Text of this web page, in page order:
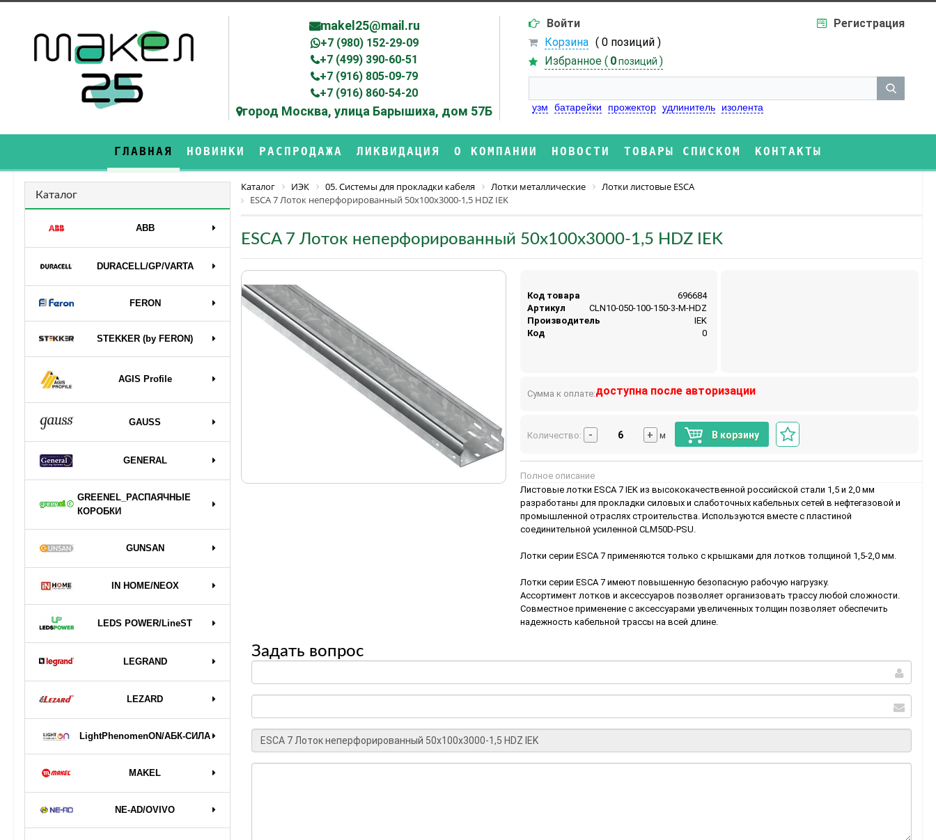
makel25@mail.ru
+7 (980) 152-29-09
+7 (499) 390-60-51
+7 (916) 805-09-79
+7 (916) 860-54-20
город Москва, улица Барышиха, дом 57Б
Войти
Регистрация
Корзина ( 0 позиций )
Избранное ( 0 позиций )
узм батарейки прожектор удлинитель изолента
ГЛАВНАЯ НОВИНКИ РАСПРОДАЖА ЛИКВИДАЦИЯ О КОМПАНИИ НОВОСТИ ТОВАРЫ СПИСКОМ КОНТАКТЫ
Каталог
ABB
DURAСELL/GP/VARTA
FERON
STEKKER (by FERON)
AGIS Profile
GAUSS
GENERAL
GREENEL_РАСПАЯЧНЫЕ
КОРОБКИ
GUNSAN
IN HOME/NEOX
LEDS POWER/LineST
LEGRAND
LEZARD
LightPhenomenON/АБК-СИЛА
MAKEL
NE-AD/OVIVO
Каталог ИЭК 05. Системы для прокладки кабеля Лотки металлические
Лотки листовые ESCA
ESCA 7 Лоток неперфорированный 50х100х3000-1,5 HDZ IEK
ESCA 7 Лоток неперфорированный 50х100х3000-1,5 HDZ IEK
Код товара
696684
Артикул
CLN10-050-100-150-3-M-HDZ
Производитель
IEK
Код
0
Сумма к оплате:доступна после авторизации
Количество: - + м В корзину
Полное описание
Листовые лотки ESCA 7 IEK из высококачественной российской стали 1,5 и 2,0 мм
разработаны для прокладки силовых и слаботочных кабельных сетей в нефтегазовой и
промышленной отраслях строительства. Используются вместе с пластиной
соединительной усиленной CLM50D-PSU.
Лотки серии ESCA 7 применяются только с крышками для лотков толщиной 1,5-2,0 мм.
Лотки серии ESCA 7 имеют повышенную безопасную рабочую нагрузку.
Ассортимент лотков и аксессуаров позволяет организовать трассу любой сложности.
Совместное применение с аксессуарами увеличенных толщин позволяет обеспечить
надежность кабельной трассы на всей длине.
Задать вопрос